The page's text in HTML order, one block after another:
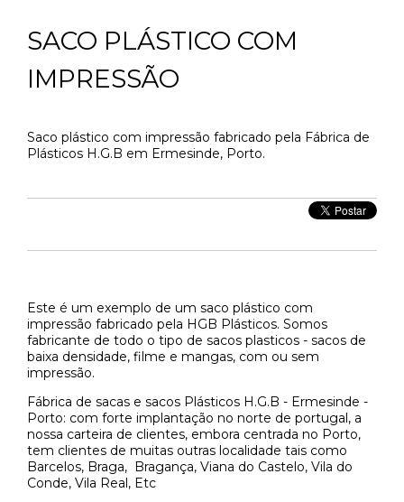
SACO PLÁSTICO COM
IMPRESSÃO
Saco plástico com impressão fabricado pela Fábrica de
Plásticos H.G.B em Ermesinde, Porto.
Este é um exemplo de um saco plástico com
impressão fabricado pela HGB Plásticos. Somos
fabricante de todo o tipo de sacos plasticos - sacos de
baixa densidade, filme e mangas, com ou sem
impressão.
Fábrica de sacas e sacos Plásticos H.G.B - Ermesinde -
Porto: com forte implantação no norte de portugal, a
nossa carteira de clientes, embora centrada no Porto,
tem clientes de muitas outras localidade tais como
Barcelos, Braga, Bragança, Viana do Castelo, Vila do
Conde, Vila Real, Etc